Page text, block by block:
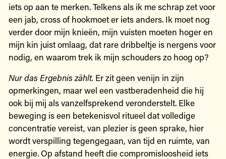
iets op aan te merken. Telkens als ik me schrap zet voor
een jab, cross of hookmoet er iets anders. Ik moet nog
verder door mijn knieën, mijn vuisten moeten hoger en
mijn kin juist omlaag, dat rare dribbeltje is nergens voor
nodig, en waarom trek ik mijn schouders zo hoog op?
Nur das Ergebnis zählt. Er zit geen venijn in zijn
opmerkingen, maar wel een vastberadenheid die hij
ook bij mij als vanzelfsprekend veronderstelt. Elke
beweging is een betekenisvol ritueel dat volledige
concentratie vereist, van plezier is geen sprake, hier
wordt verspilling tegengegaan, van tijd en ruimte, van
energie. Op afstand heeft die compromisloosheid iets